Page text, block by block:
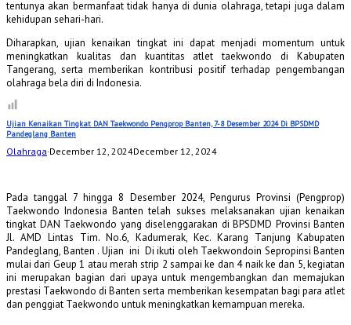
tentunya akan bermanfaat tidak hanya di dunia olahraga, tetapi juga dalam
kehidupan sehari-hari.
Diharapkan, ujian kenaikan tingkat ini dapat menjadi momentum untuk
meningkatkan kualitas dan kuantitas atlet taekwondo di Kabupaten
Tangerang, serta memberikan kontribusi positif terhadap pengembangan
olahraga bela diri di Indonesia.
Ujian Kenaikan Tingkat DAN Taekwondo Pengprop Banten, 7-8 Desember 2024 Di BPSDMD
Pandeglang Banten
Olahraga·December 12, 2024December 12, 2024
Pada tanggal 7 hingga 8 Desember 2024, Pengurus Provinsi (Pengprop)
Taekwondo Indonesia Banten telah sukses melaksanakan ujian kenaikan
tingkat DAN Taekwondo yang diselenggarakan di BPSDMD Provinsi Banten
Jl. AMD Lintas Tim. No.6, Kadumerak, Kec. Karang Tanjung Kabupaten
Pandeglang, Banten . Ujian ini Di ikuti oleh Taekwondoin Sepropinsi Banten
mulai dari Geup 1 atau merah strip 2 sampai ke dan 4 naik ke dan 5, kegiatan
ini merupakan bagian dari upaya untuk mengembangkan dan memajukan
prestasi Taekwondo di Banten serta memberikan kesempatan bagi para atlet
dan penggiat Taekwondo untuk meningkatkan kemampuan mereka.